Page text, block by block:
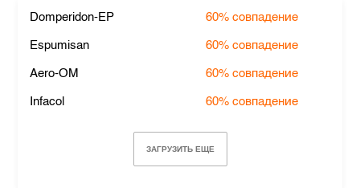
Domperidon-EP 60%совпадение
Espumisan 60%совпадение
Aero-OM 60%совпадение
Infacol 60%совпадение
ЗАГРУЗИТЬ ЕЩЕ